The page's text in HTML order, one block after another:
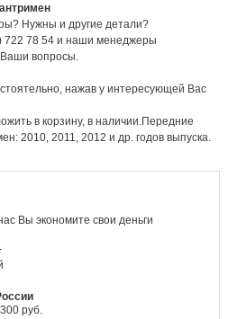
Нужны и другие детали?
722 78 54 и наши менеджеры
вопросы.
нажав у интересующей Вас
в корзину, в наличии.Передние
2010, 2011, 2012 и др. годов выпуска.
Вы экономите свои деньги
руб.